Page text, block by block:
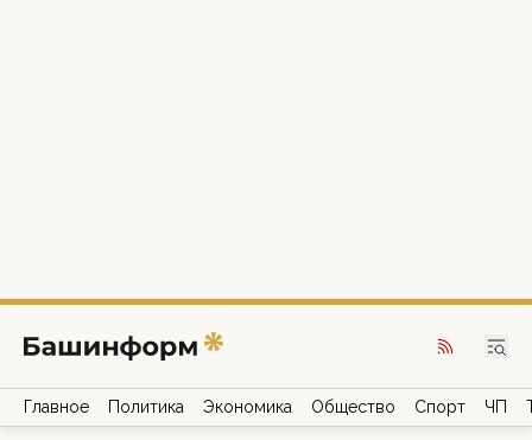
Главное Политика Экономика Общество Спорт ЧП